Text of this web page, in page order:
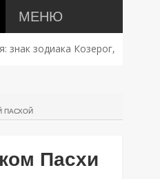
МЕНЮ
знак зодиака Козерог,
ПАСХОЙ
Пасхи